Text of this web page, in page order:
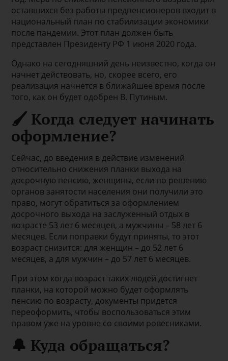
оставшихся без работы предпенсионеров входит в
национальный план по стабилизации экономики
после пандемии. Этот план должен быть
представлен Президенту РФ 1 июня 2020 года.
Однако на сегодняшний день неизвестно, когда он
начнет действовать, но, скорее всего, его
реализация начнется в ближайшее время после
того, как он будет одобрен В. Путиным.
🖌 Когда следует начинать
оформление?
Сейчас, до введения в действие изменений
относительно снижения планки выхода на
досрочную пенсию, женщины, если по решению
органов занятости населения они получили это
право, могут обратиться за оформлением
досрочного выхода на заслуженный отдых в
возрасте 53 лет 6 месяцев, а мужчины – 58 лет 6
месяцев. Если поправки будут приняты, то этот
возраст снизится: для женщин – до 52 лет 6
месяцев, а для мужчин – до 57 лет 6 месяцев.
При этом когда возраст таких людей достигнет
планки, на которой можно будет оформлять
пенсию по возрасту, документы придется
переоформить, чтобы воспользоваться этим
правом уже на уровне со своими ровесниками.
🔔 Куда обращаться?